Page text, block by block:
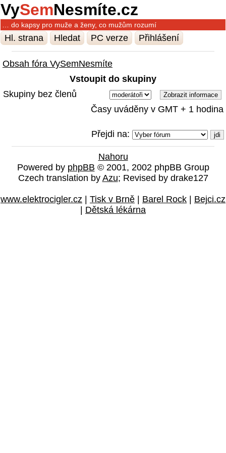
VySemNesmíte.cz
… do kapsy pro muže a ženy, co mužům rozumí
Hl. strana Hledat PC verze Přihlášení
Obsah fóra VySemNesmíte
Vstoupit do skupiny
Skupiny bez členů
Časy uváděny v GMT + 1 hodina
Přejdi na:
Nahoru
Powered by phpBB © 2001, 2002 phpBB Group
Czech translation by Azu; Revised by drake127
www.elektrocigler.cz Tisk v Brně Barel Rock
Bejci.cz
Dětská lékárna